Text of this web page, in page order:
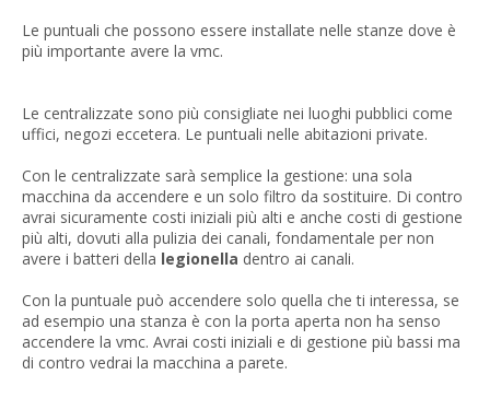
Le puntuali che possono essere installate nelle stanze dove è
più importante avere la vmc.
Le centralizzate sono più consigliate nei luoghi pubblici come
uffici, negozi eccetera. Le puntuali nelle abitazioni private.
Con le centralizzate sarà semplice la gestione: una sola
macchina da accendere e un solo filtro da sostituire. Di contro
avrai sicuramente costi iniziali più alti e anche costi di gestione
più alti, dovuti alla pulizia dei canali, fondamentale per non
avere i batteri della legionella dentro ai canali.
Con la puntuale può accendere solo quella che ti interessa, se
ad esempio una stanza è con la porta aperta non ha senso
accendere la vmc. Avrai costi iniziali e di gestione più bassi ma
di contro vedrai la macchina a parete.